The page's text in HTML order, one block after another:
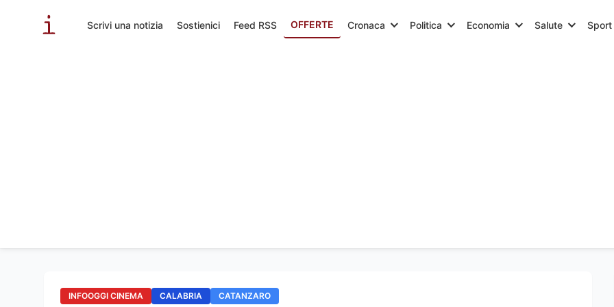
Scrivi una notizia Sostienici Feed RSS OFFERTE Cronaca Politica Economia Salute Sport
INFOOGGI CINEMA CALABRIA CATANZARO